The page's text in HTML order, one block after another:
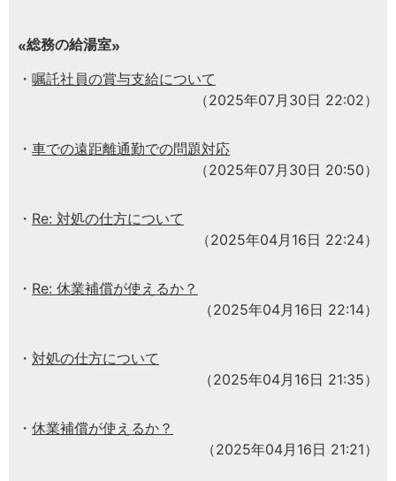
総務の給湯室
嘱託社員の賞与支給について
（2025年07月30日 22:02）
車での遠距離通勤での問題対応
（2025年07月30日 20:50）
Re: 対処の仕方について
（2025年04月16日 22:24）
Re: 休業補償が使えるか？
（2025年04月16日 22:14）
対処の仕方について
（2025年04月16日 21:35）
休業補償が使えるか？
（2025年04月16日 21:21）